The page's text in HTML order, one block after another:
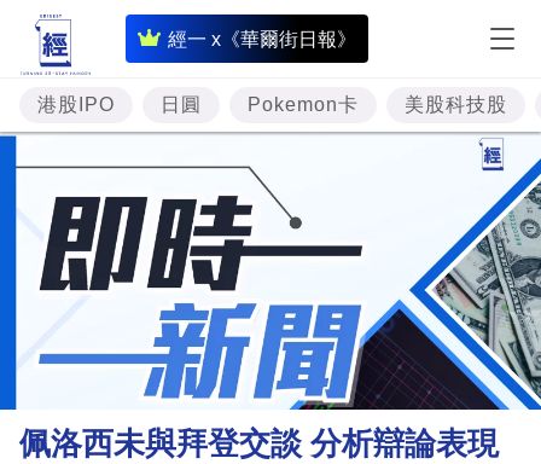
經一 x《華爾街日報》
即
時
財
經
專
題
投
資
樓
市
財
港股IPO 日圓 Pokemon卡 美股科技股
佩洛西未與拜登交談 分析辯論表現